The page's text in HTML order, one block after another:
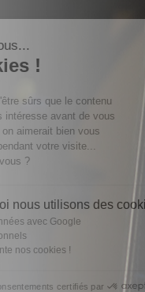
les Cookies
On a attendu d'être
de ce site vous
déranger, mais on
accompagner pendant
Voici pourquoi
Partage de données
On vous présente nos